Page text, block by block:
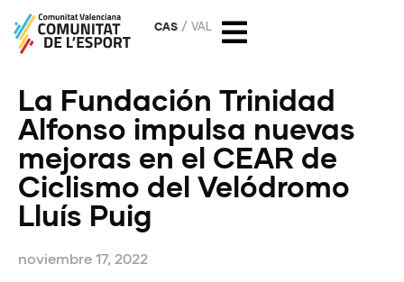
CAS VAL
La Fundación Trinidad
Alfonso impulsa nuevas
mejoras en el CEAR de
Ciclismo del Velódromo
Lluís Puig
noviembre 17, 2022